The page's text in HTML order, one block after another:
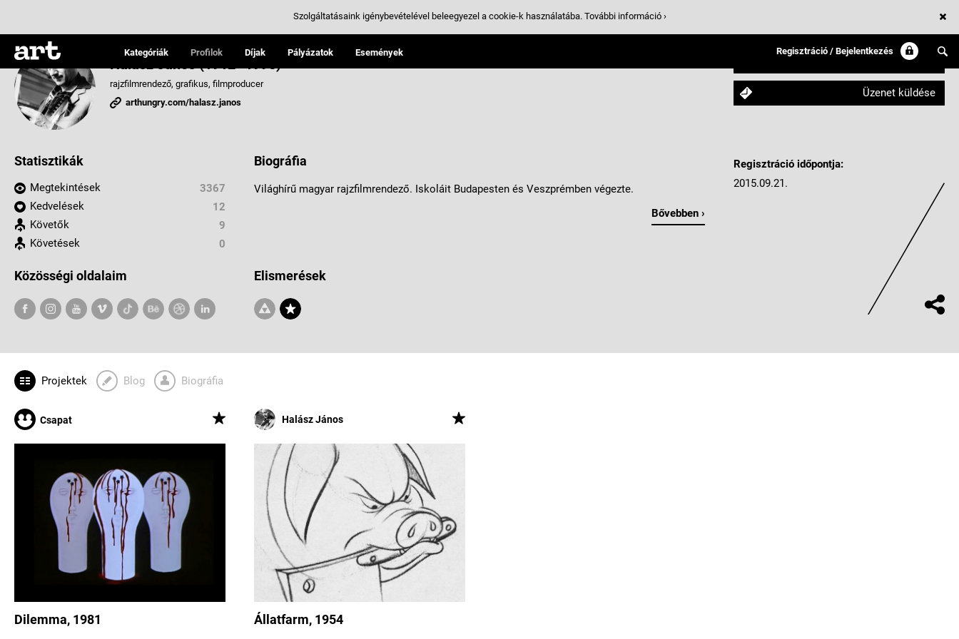
Kategóriák Profilok Díjak Pályázatok Események Regisztráció / Bejelentkezés
Halász János (1912–1995)
rajzfilmrendező, grafikus, filmproducer
arthungry.com/halasz.janos
Követem
Üzenet küldése
Statisztikák
Megtekintések
3367
Kedvelések
12
Követők
9
Követések
0
Biográfia
Világhírű magyar rajzfilmrendező. Iskoláit Budapesten és Veszprémben végezte.
Bővebben ›
Közösségi oldalaim Elismerések
Regisztráció időpontja:
2015.09.21.
Projektek Blog Biográfia
Csapat
Dilemma, 1981
Halász János
Állatfarm, 1954
Szolgáltatásaink igénybevételével beleegyezel a cookie-k használatába. További információ ›